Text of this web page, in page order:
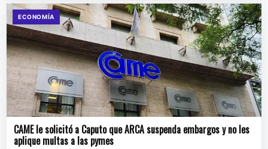
ECONOMÍA
CAME le solicitó a Caputo que ARCA suspenda embargos y no les
aplique multas a las pymes